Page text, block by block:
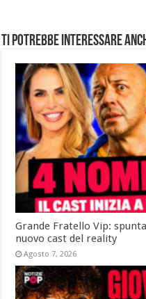
Ti potrebbe interessare
Grande Fratello Vip:
nuovo cast del reality
Agosto 7, 2026